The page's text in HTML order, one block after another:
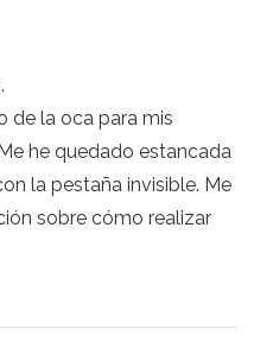
de la oca para mis
he quedado estancada
la pestaña invisible. Me
sobre cómo realizar